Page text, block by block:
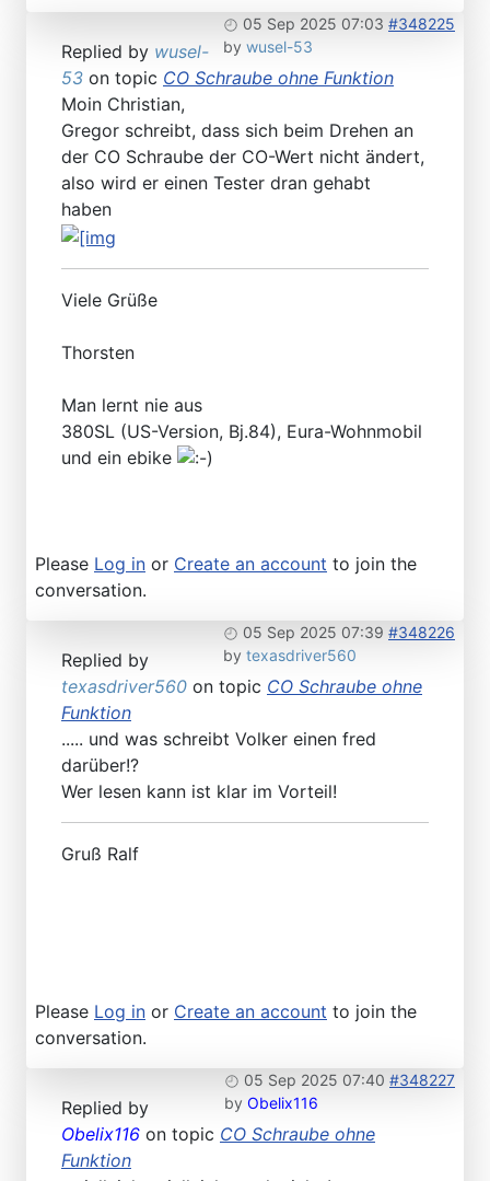
05 Sep 2025 07:03 #348225
by wusel-53
Replied by wusel-
53 on topic CO Schraube ohne Funktion
Moin Christian,
Gregor schreibt, dass sich beim Drehen an
der CO Schraube der CO-Wert nicht ändert,
also wird er einen Tester dran gehabt
haben
Viele Grüße
Thorsten
Man lernt nie aus
380SL (US-Version, Bj.84), Eura-Wohnmobil
und ein ebike
Please Log in or Create an account to join the
conversation.
05 Sep 2025 07:39 #348226
by texasdriver560
Replied by
texasdriver560 on topic CO Schraube ohne
Funktion
..... und was schreibt Volker einen fred
darüber!?
Wer lesen kann ist klar im Vorteil!
Gruß Ralf
Please Log in or Create an account to join the
conversation.
05 Sep 2025 07:40 #348227
by Obelix116
Replied by
Obelix116 on topic CO Schraube ohne
Funktion